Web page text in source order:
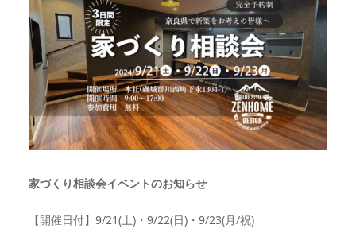
家づくり相談会イベントのお知らせ
【開催日付】9/21(土)・9/22(日)・9/23(月/祝)